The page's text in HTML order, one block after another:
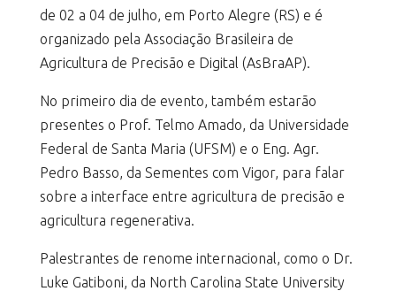
de 02 a 04 de julho, em Porto Alegre (RS) e é
organizado pela Associação Brasileira de
Agricultura de Precisão e Digital (AsBraAP).
No primeiro dia de evento, também estarão
presentes o Prof. Telmo Amado, da Universidade
Federal de Santa Maria (UFSM) e o Eng. Agr.
Pedro Basso, da Sementes com Vigor, para falar
sobre a interface entre agricultura de precisão e
agricultura regenerativa.
Palestrantes de renome internacional, como o Dr.
Luke Gatiboni, da North Carolina State University